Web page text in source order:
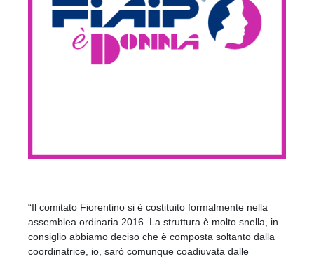
“Il comitato Fiorentino si è costituito formalmente nella
assemblea ordinaria 2016. La struttura è molto snella, in
consiglio abbiamo deciso che è composta soltanto dalla
coordinatrice, io, sarò comunque coadiuvata dalle